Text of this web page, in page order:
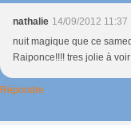
nathalie 14/09/2012 11:37
nuit magique que ce
Raiponce!!!! tres jolie à
Répondre